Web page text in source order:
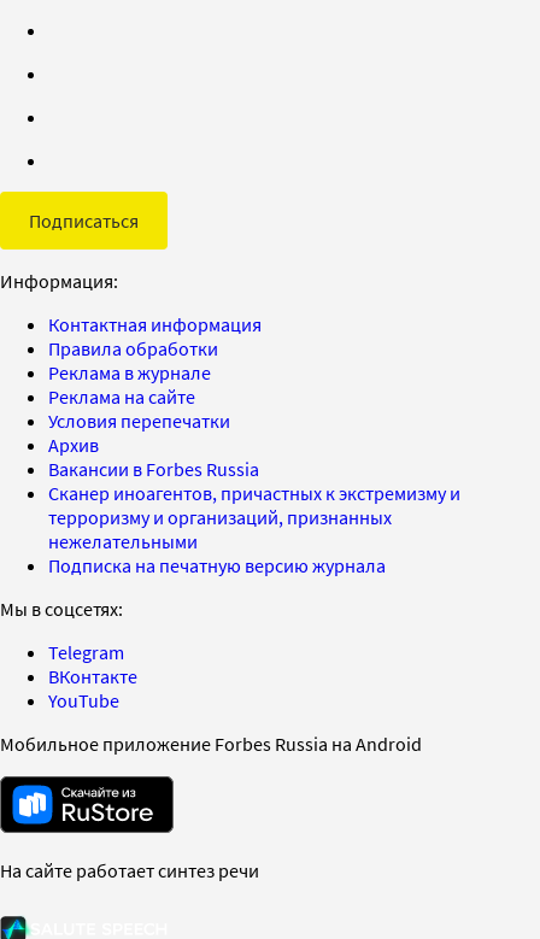
Подписаться
Информация:
Контактная информация
Правила обработки
Реклама в журнале
Реклама на сайте
Условия перепечатки
Архив
Вакансии в Forbes Russia
Сканер иноагентов, причастных к экстремизму и
терроризму и организаций, признанных
нежелательными
Подписка на печатную версию журнала
Мы в соцсетях:
Telegram
ВКонтакте
YouTube
Мобильное приложение Forbes Russia на Android
На сайте работает синтез речи